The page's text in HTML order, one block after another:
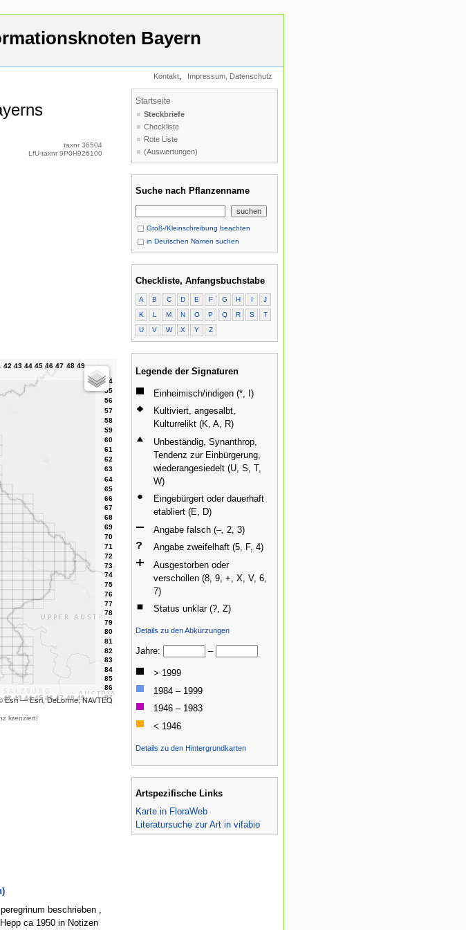
Bayern
Kontakt, Impressum, Datenschutz
taxnr 36504
LfU-taxnr 9P0H926100
Esri — Esri, DeLorme, NAVTEQ
lizenziert!
beschrieben ,
ca 1950 in Notizen
Startseite
Steckbriefe
Checkliste
Rote Liste
(Auswertungen)
Suche nach Pflanzenname
Groß-/Kleinschreibung beachten
in Deutschen Namen suchen
Checkliste, Anfangsbuchstabe
A B C D E F G H I
J
K
L M N O P Q R S
T
U
V W X Y Z
Legende der Signaturen
Einheimisch/indigen (*, I)
Kultiviert, angesalbt,
Kulturrelikt (K, A, R)
Unbeständig, Synanthrop,
Tendenz zur Einbürgerung,
wiederangesiedelt (U, S, T,
W)
Eingebürgert oder dauerhaft
etabliert (E, D)
Angabe falsch (–, 2, 3)
Angabe zweifelhaft (5, F, 4)
Ausgestorben oder
verschollen (8, 9, +, X, V, 6,
7)
Status unklar (?, Z)
Details zu den Abkürzungen
Jahre: –
> 1999
1984 – 1999
1946 – 1983
< 1946
Details zu den Hintergrundkarten
Artspezifische Links
Karte in FloraWeb
Literatursuche zur Art in vifabio